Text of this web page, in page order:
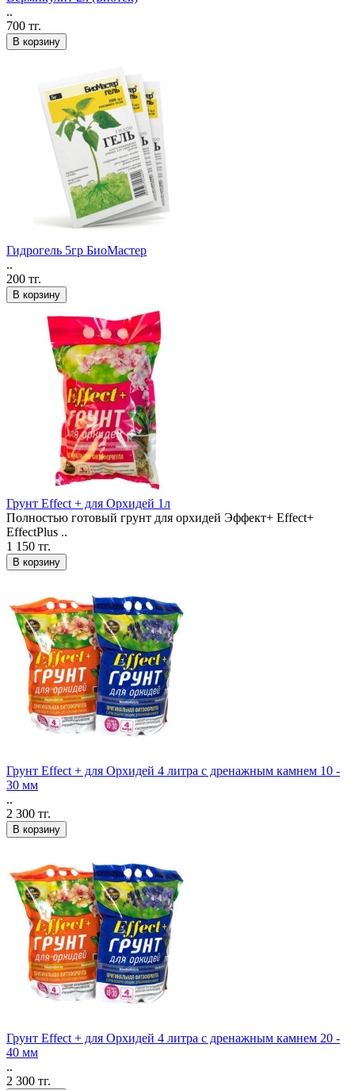
..
700 тг.
В корзину
Гидрогель 5гр БиоМастер
..
200 тг.
В корзину
Грунт Effect + для Орхидей 1л
Полностью готовый грунт для орхидей Эффект+ Effect+
EffectPlus ..
1 150 тг.
В корзину
Грунт Effect + для Орхидей 4 литра c дренажным камнем 10 -
30 мм
..
2 300 тг.
В корзину
Грунт Effect + для Орхидей 4 литра c дренажным камнем 20 -
40 мм
..
2 300 тг.